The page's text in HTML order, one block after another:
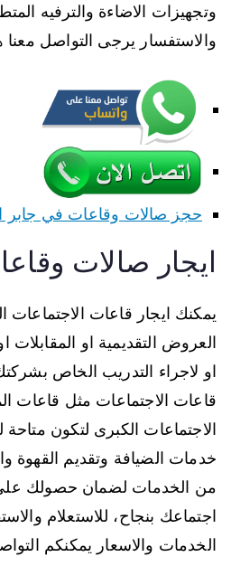
وتجهيزات الاضاءة والترفيه
والاستفسار يرجى التواصل معنا
حجز صالات وقاعات في جابر
ايجار صالات
يمكنك ايجار قاعات الاجتماعات
العروض التقديمية او المقابلات
او لاجراء التدريب الخاص
قاعات الاجتماعات مثل قاعات
الاجتماعات الكبرى لتكون متاحة
خدمات الضيافة وتقديم القهوة
من الخدمات لضمان حصولك على
اجتماعك بنجاح، للاستعلام
الخدمات والاسعار يمكنكم